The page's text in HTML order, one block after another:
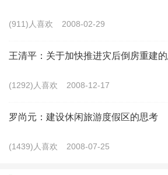
力现代化处于重构期。
三、我国城镇化核心要素的重
城镇化发展环境发生重大变化。
能转化更加重要；进入了要素资源稀
(911)人喜欢 2008-02-29
王清平：关于加快推进灾后倒房重建
(1292)人喜欢 2008-12-17
罗尚元：建设休闲旅游度假区的思考
(1439)人喜欢 2008-07-25